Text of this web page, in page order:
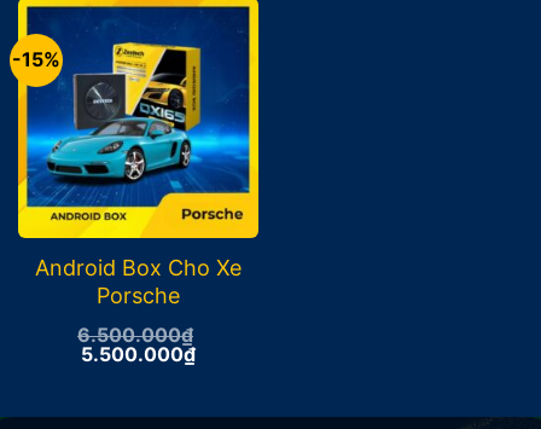
-15%
Android Box Cho Xe
Porsche
6.500.000₫
Giá
6.500.000₫.
5.500.000₫Giá
là: